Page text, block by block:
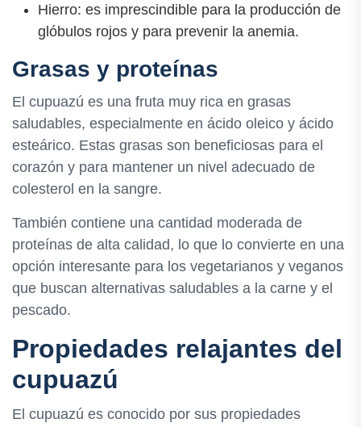
Hierro: es imprescindible para la producción de
glóbulos rojos y para prevenir la anemia.
Grasas y proteínas
El cupuazú es una fruta muy rica en grasas
saludables, especialmente en ácido oleico y ácido
esteárico. Estas grasas son beneficiosas para el
corazón y para mantener un nivel adecuado de
colesterol en la sangre.
También contiene una cantidad moderada de
proteínas de alta calidad, lo que lo convierte en una
opción interesante para los vegetarianos y veganos
que buscan alternativas saludables a la carne y el
pescado.
Propiedades relajantes del
cupuazú
El cupuazú es conocido por sus propiedades